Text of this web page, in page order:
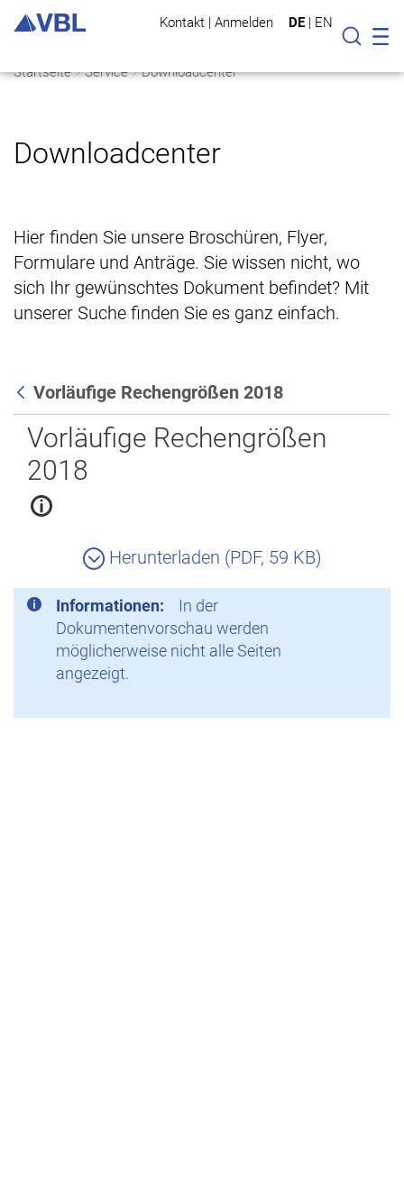
Kontakt | Anmelden DE | EN
Suche
Startseite Service Downloadcenter
Downloadcenter
Hier finden Sie unsere Broschüren, Flyer,
Formulare und Anträge. Sie wissen nicht, wo
sich Ihr gewünschtes Dokument befindet? Mit
unserer Suche finden Sie es ganz einfach.
Zurück
Vorläufige Rechengrößen 2018
Vorläufige Rechengrößen
2018
Herunterladen (PDF, 59 KB)
Informationen:
In der
Dokumentenvorschau werden
möglicherweise nicht alle Seiten
angezeigt.